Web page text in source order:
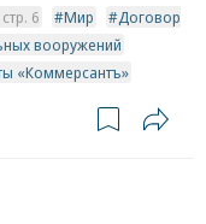
6 Мир
Договор
вооружений
«Коммерсантъ»